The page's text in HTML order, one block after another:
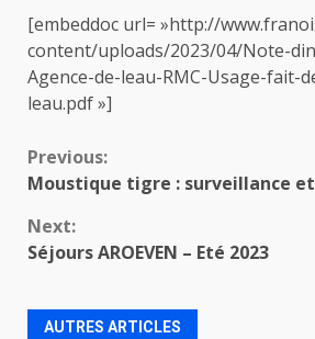
[embeddoc url= »http://
content/uploads/2023/04/Note-
Agence-de-leau-RMC-Usage-fait-
leau.pdf »]
Continue
Reading
Previous:
Moustique tigre : surveillance
Next:
Séjours AROEVEN – Eté 2023
AUTRES ARTICLES